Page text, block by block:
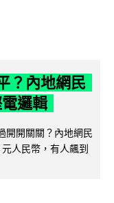
？內地網民
邏輯
開開關關？內地網民
人民幣，有人飆到